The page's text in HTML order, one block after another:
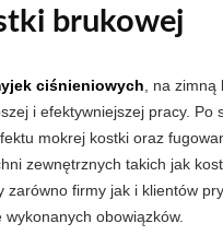
brukowej
ciśnieniowych , na
i efektywniejszej pracy.
mokrej kostki oraz
zewnętrznych takich jak
firmy jak i klientów
obowiązków.